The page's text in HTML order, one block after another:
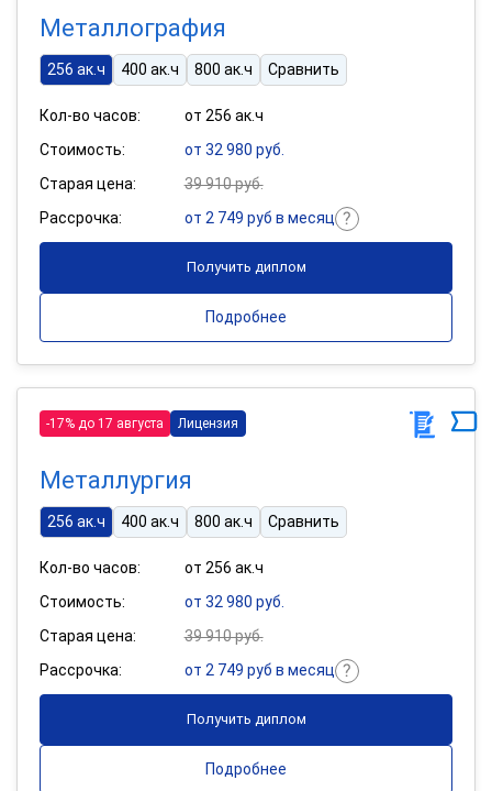
Металлография
256 ак.ч 400 ак.ч 800 ак.ч Сравнить
Кол-во часов:
от 256 ак.ч
Стоимость:
от 32 980 руб.
Старая цена:
39 910 руб.
Рассрочка:
от 2 749 руб в месяц
Получить диплом
Подробнее
-17% до 17 августа Лицензия
Металлургия
256 ак.ч 400 ак.ч 800 ак.ч Сравнить
Кол-во часов:
от 256 ак.ч
Стоимость:
от 32 980 руб.
Старая цена:
39 910 руб.
Рассрочка:
от 2 749 руб в месяц
Получить диплом
Подробнее